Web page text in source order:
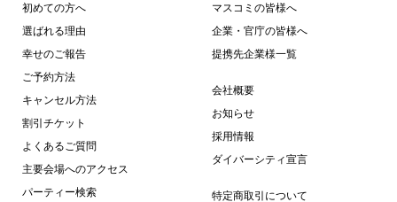
初めての方へ
選ばれる理由
幸せのご報告
ご予約方法
キャンセル方法
割引チケット
よくあるご質問
主要会場へのアクセス
パーティー検索
マスコミの皆様へ
企業・官庁の皆様へ
提携先企業様一覧
会社概要
お知らせ
採用情報
ダイバーシティ宣言
特定商取引について